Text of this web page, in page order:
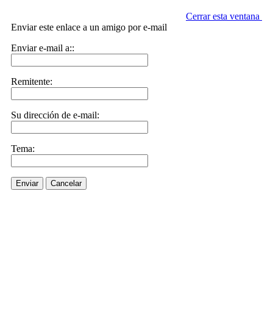
Cerrar esta ventana
Enviar este enlace a un amigo por e-mail
Enviar e-mail a::
Remitente:
Su dirección de e-mail:
Tema:
Enviar Cancelar